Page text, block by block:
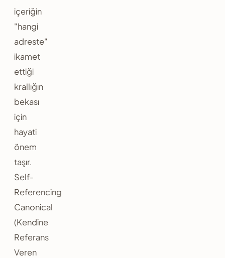
içeriğin
"hangi
adreste"
ikamet
ettiği
krallığın
bekası
için
hayati
önem
taşır.
Self-
Referencing
Canonical
(Kendine
Referans
Veren